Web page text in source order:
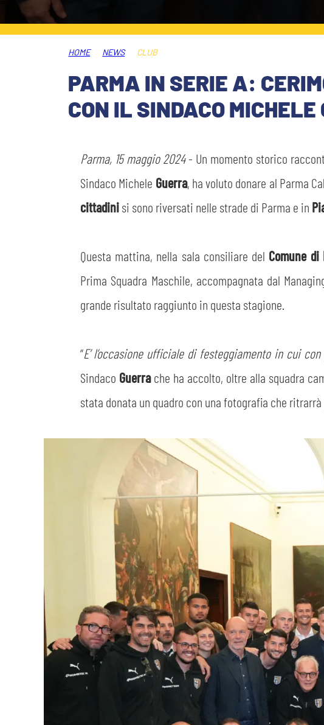
STORE
MUSEO
SLO
INFORMATIVA FINANZIARIA
PLAY GREEN
HOME NEWS CLUB
PARMA IN SERIE A:
CON IL SINDACO MICHELE
Parma, 15 maggio 2024- Un momento storico
Sindaco Michele Guerra, ha voluto donare al Parma
cittadinisi sono riversati nelle strade di Parma e in
Questa mattina, nella sala consiliare del Comune di
Prima Squadra Maschile, accompagnata dal
grande risultato raggiunto in questa stagione.
“E’ l’occasione ufficiale di festeggiamento in cui
Sindaco Guerrache ha accolto, oltre alla squadra
stata donata un quadro con una fotografia che